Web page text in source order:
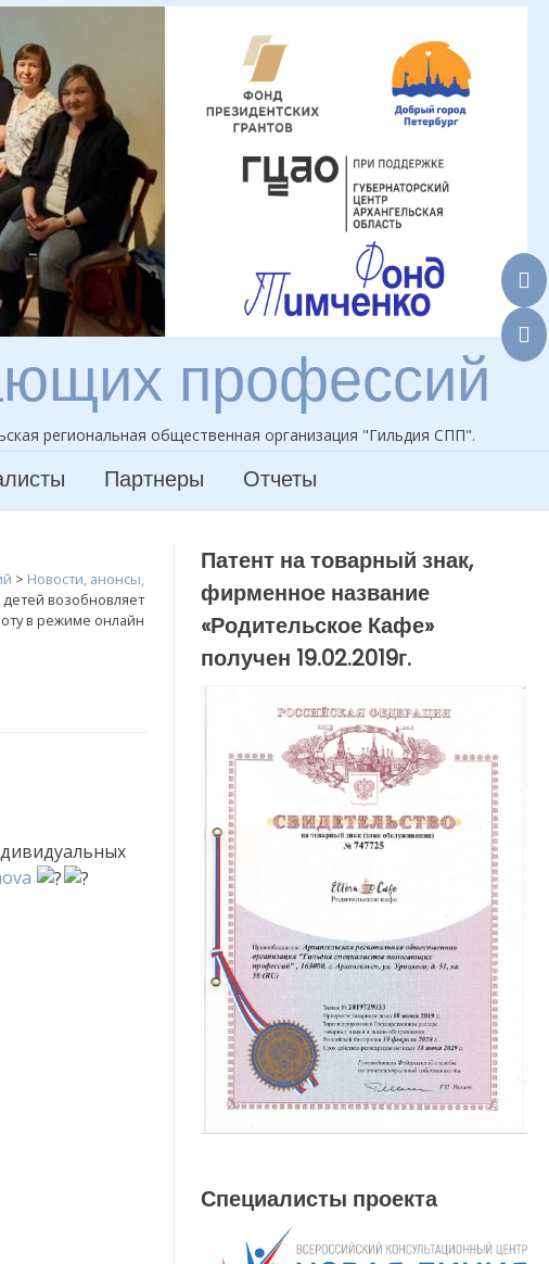
профессий
региональная общественная организация "Гильдия СПП".
Партнеры Отчеты
> Новости, анонсы,
возобновляет
в режиме онлайн
Патент на товарный знак,
фирменное название
«Родительское Кафе»
получен 19.02.2019г.
Специалисты проекта